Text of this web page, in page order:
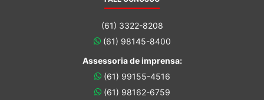
(61) 3322-8208
(61) 98145-8400
Assessoria de imprensa:
(61) 99155-4516
(61) 98162-6759